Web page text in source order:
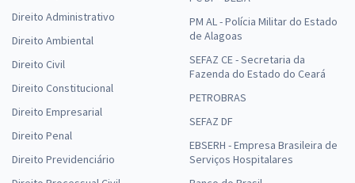
Direito Administrativo
Direito Ambiental
Direito Civil
Direito Constitucional
Direito Empresarial
Direito Penal
Direito Previdenciário
PM AL - Polícia Militar do Estado
de Alagoas
SEFAZ CE - Secretaria da
Fazenda do Estado do Ceará
PETROBRAS
SEFAZ DF
EBSERH - Empresa Brasileira de
Serviços Hospitalares